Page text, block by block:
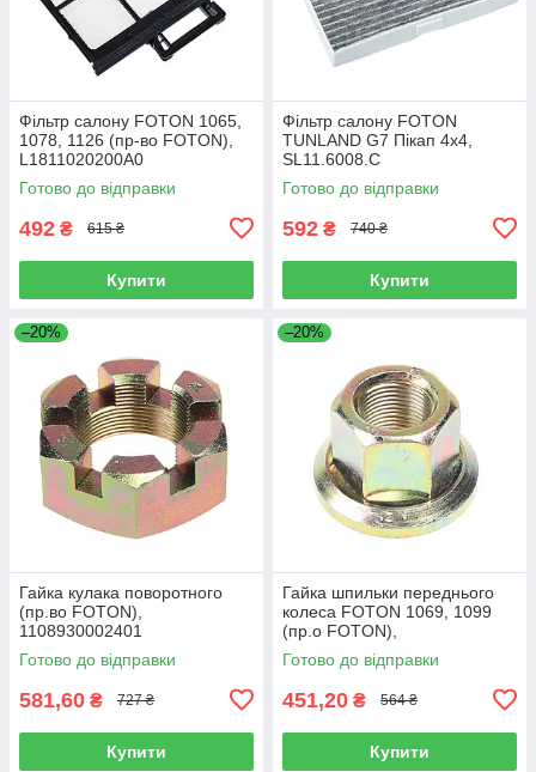
Фільтр салону FOTON 1065,
1078, 1126 (пр-во FOTON),
L1811020200A0
Готово до відправки
492 ₴ 615 ₴
Купити
Фільтр салону FOTON
TUNLAND G7 Пікап 4х4,
SL11.6008.C
Готово до відправки
592 ₴ 740 ₴
Купити
–20%
Гайка кулака поворотного
(пр.во FOTON),
1108930002401
Готово до відправки
581,60 ₴ 727 ₴
Купити
–20%
Гайка шпильки переднього
колеса FOTON 1069, 1099
(пр.о FOTON),
1106930003404
Готово до відправки
451,20 ₴ 564 ₴
Купити